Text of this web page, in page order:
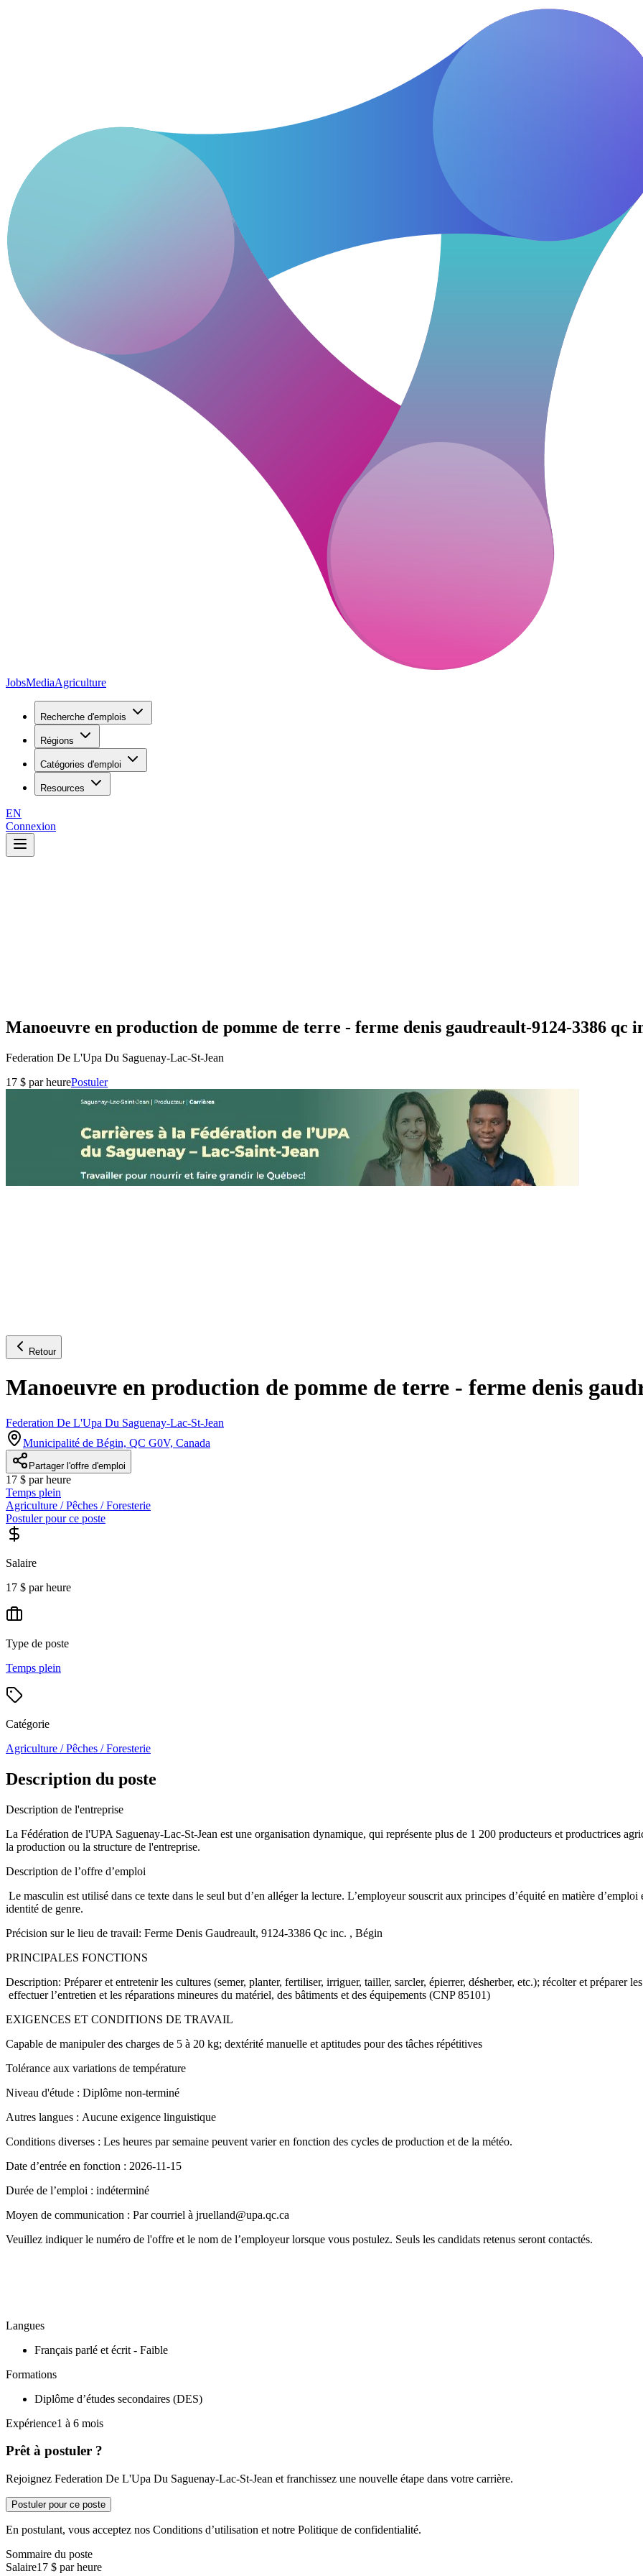
JobsMediaAgriculture
Recherche d'emplois
Régions
Catégories d'emploi
Resources
EN
Connexion
Manoeuvre en production de pomme de terre - ferme denis gaudreault-9124-3386 qc
Federation De L'Upa Du Saguenay-Lac-St-Jean
17 $ par heurePostuler
Retour
Manoeuvre en production de pomme de terre - ferme denis
Federation De L'Upa Du Saguenay-Lac-St-Jean
Municipalité de Bégin, QC G0V, Canada
Partager l'offre d'emploi
17 $ par heure
Temps plein
Agriculture / Pêches / Foresterie
Postuler pour ce poste
Salaire
17 $ par heure
Type de poste
Temps plein
Catégorie
Agriculture / Pêches / Foresterie
Description du poste
Description de l'entreprise
La Fédération de l'UPA Saguenay-Lac-St-Jean est une organisation dynamique, qui représente plus de 1 200 producteurs et productrices
la production ou la structure de l'entreprise.
Description de l’offre d’emploi
Le masculin est utilisé dans ce texte dans le seul but d’en alléger la lecture. L’employeur souscrit aux principes d’équité en matière
identité de genre.
Précision sur le lieu de travail: Ferme Denis Gaudreault, 9124-3386 Qc inc. , Bégin
PRINCIPALES FONCTIONS
Description: Préparer et entretenir les cultures (semer, planter, fertiliser, irriguer, tailler, sarcler, épierrer, désherber, etc.); récolter et préparer
effectuer l’entretien et les réparations mineures du matériel, des bâtiments et des équipements (CNP 85101)
EXIGENCES ET CONDITIONS DE TRAVAIL
Capable de manipuler des charges de 5 à 20 kg; dextérité manuelle et aptitudes pour des tâches répétitives
Tolérance aux variations de température
Niveau d'étude : Diplôme non-terminé
Autres langues : Aucune exigence linguistique
Conditions diverses : Les heures par semaine peuvent varier en fonction des cycles de production et de la météo.
Date d’entrée en fonction : 2026-11-15
Durée de l’emploi : indéterminé
Moyen de communication : Par courriel à jruelland@upa.qc.ca
Veuillez indiquer le numéro de l'offre et le nom de l’employeur lorsque vous postulez. Seuls les candidats retenus seront contactés.
Langues
Français parlé et écrit - Faible
Formations
Diplôme d’études secondaires (DES)
Expérience1 à 6 mois
Prêt à postuler ?
Rejoignez Federation De L'Upa Du Saguenay-Lac-St-Jean et franchissez une nouvelle étape dans votre carrière.
Postuler pour ce poste
En postulant, vous acceptez nos Conditions d’utilisation et notre Politique de confidentialité.
Sommaire du poste
Salaire17 $ par heure